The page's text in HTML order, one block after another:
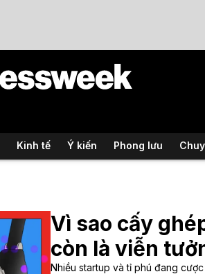
Kinh tế Ý kiến Phong lưu
Vì sao cấy
còn là viễn
Nhiều startup và tỉ phú đang